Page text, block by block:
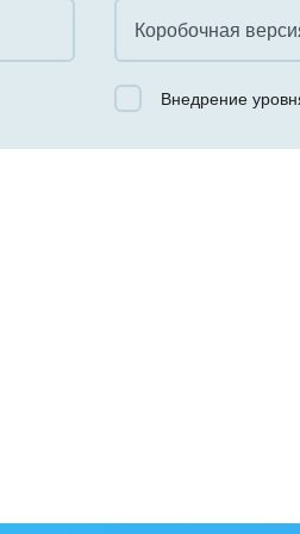
Коробочная
ВсеВнедрение